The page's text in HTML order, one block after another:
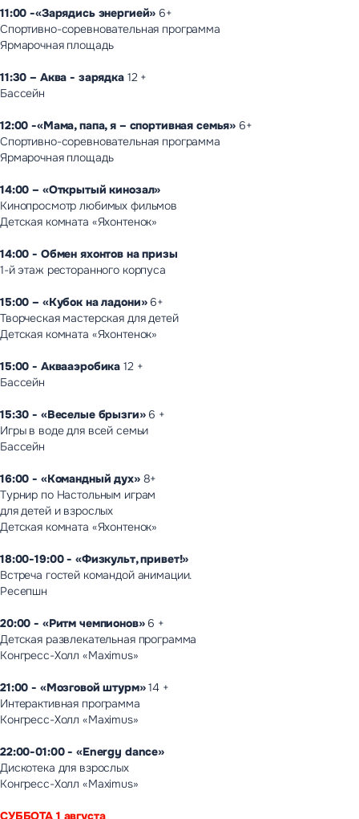
11:00 -«Зарядись энергией» 6+
Спортивно-соревновательная программа
Ярмарочная площадь
11:30 – Аква - зарядка 12 +
Бассейн
12:00 -«Мама, папа, я – спортивная семья» 6+
Спортивно-соревновательная программа
Ярмарочная площадь
14:00 – «Открытый кинозал»
Кинопросмотр любимых фильмов
Детская комната «Яхонтенок»
14:00 - Обмен яхонтов на призы
1-й этаж ресторанного корпуса
15:00 – «Кубок на ладони»6+
Творческая мастерская для детей
Детская комната «Яхонтенок»
15:00 - Аквааэробика 12 +
Бассейн
15:30 - «Веселые брызги»6 +
Игры в воде для всей семьи
Бассейн
16:00 - «Командный дух» 8+
Турнир по Настольным играм
для детей и взрослых
Детская комната «Яхонтенок»
18:00-19:00 - «Физкульт, привет!»
Встреча гостей командой анимации.
Ресепшн
20:00 - «Ритм чемпионов»6 +
Детская развлекательная программа
Конгресс-Холл «Maximus»
21:00 - «Мозговой штурм»14 +
Интерактивная программа
Конгресс-Холл «Maximus»
22:00-01:00 - «Energy dance»
Дискотека для взрослых
Конгресс-Холл «Maximus»
СУББОТА 1 августа
Новости
Контакты управляющей компании
Вакансии